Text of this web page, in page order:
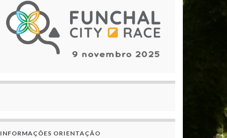
INFORMAÇÕES ORIENTAÇÃO